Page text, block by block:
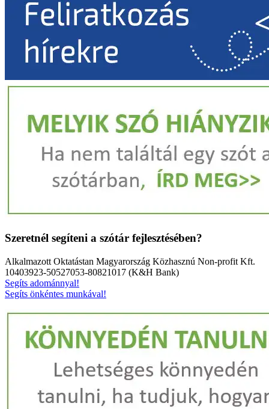
Szeretnél segíteni a szótár fejlesztésében?
Alkalmazott Oktatástan Magyarország Közhasznú Non-profit Kft.
10403923-50527053-80821017 (K&H Bank)
Segíts adománnyal!
Segíts önkéntes munkával!